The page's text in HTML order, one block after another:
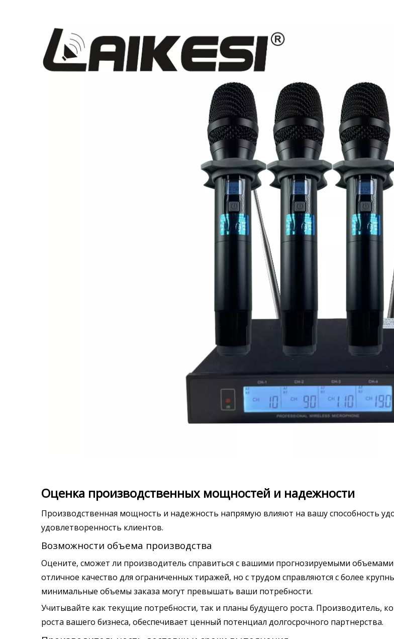
Оценка производственных мощностей и надежности
Производственная мощность и надежность напрямую влияют на вашу способность
удовлетворенность клиентов.
Возможности объема производства
Оцените, сможет ли производитель справиться с вашими прогнозируемыми
отличное качество для ограниченных тиражей, но с трудом справляются с более
минимальные объемы заказа могут превышать ваши потребности.
Учитывайте как текущие потребности, так и планы будущего роста. Производитель,
роста вашего бизнеса, обеспечивает ценный потенциал долгосрочного партнерства.